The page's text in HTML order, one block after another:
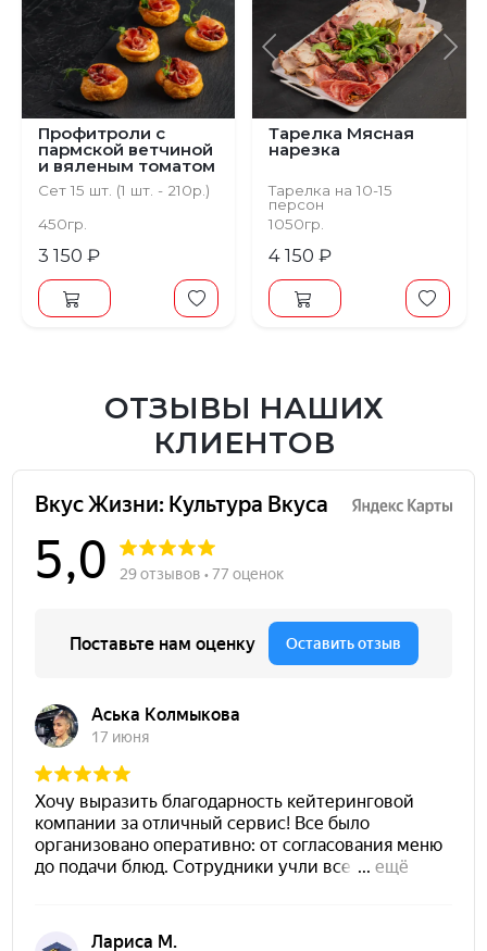
Профитроли с
пармской ветчиной
и вяленым томатом
Сет 15 шт. (1 шт. - 210р.)
450гр.
3 150 ₽
Предыдущий
Тарелка Мясная
нарезка
Тарелка на 10-15
персон
1050гр.
4 150 ₽
ОТЗЫВЫ НАШИХ
КЛИЕНТОВ